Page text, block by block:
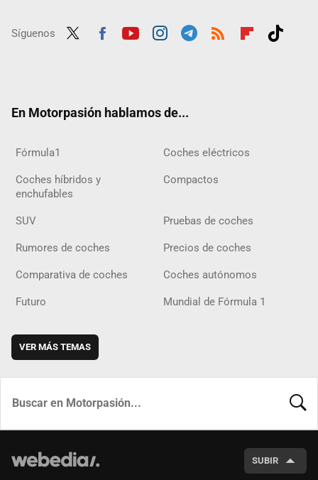
Síguenos
En Motorpasión hablamos de...
Fórmula1 Coches eléctricos
Coches híbridos y
enchufables
Compactos
SUV Pruebas de coches
Rumores de coches Precios de coches
Comparativa de coches Coches autónomos
Futuro Mundial de Fórmula 1
VER MÁS TEMAS
SUBIR